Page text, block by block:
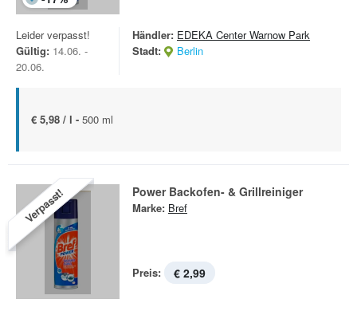
Leider verpasst!
Gültig: 14.06. -
20.06.
Händler: EDEKA Center Warnow Park
Stadt:
Berlin
€ 5,98 / l - 500 ml
Verpasst! Power Backofen- & Grillreiniger
Marke: Bref
Preis: € 2,99